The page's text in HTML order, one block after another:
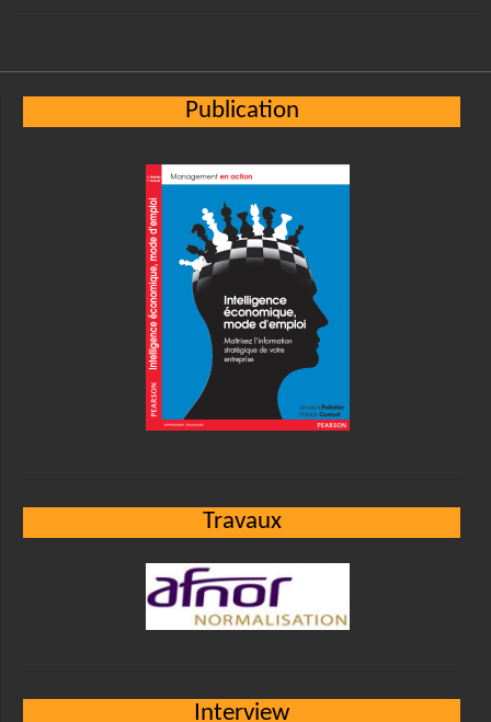
Publication
Travaux
Interview